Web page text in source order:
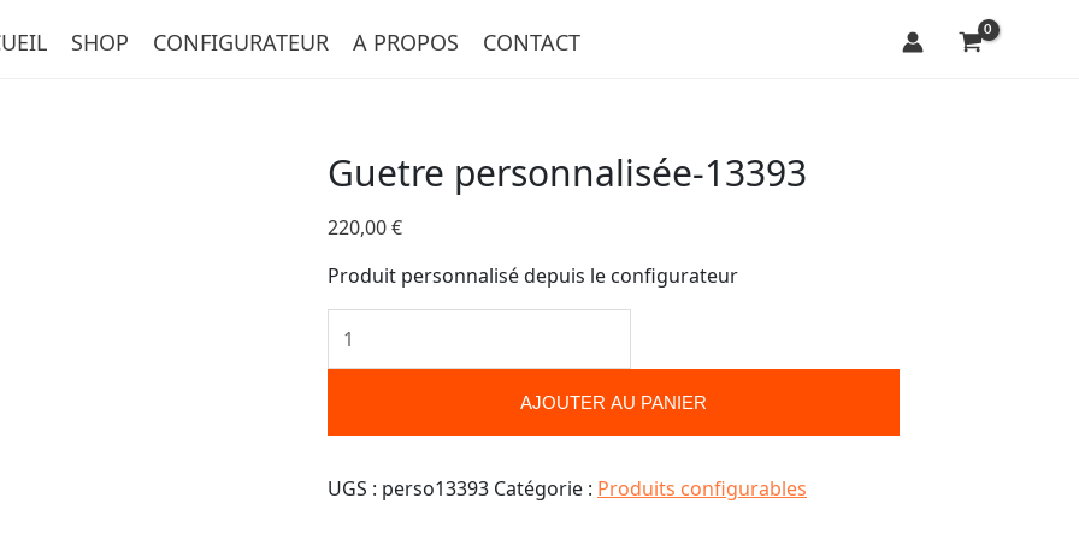
SHOP CONFIGURATEUR A PROPOS CONTACT
Guetre personnalisée-13393
220,00€
Produit personnalisé depuis le configurateur
de
AJOUTER AU PANIER
UGS : perso13393 Catégorie : Produits configurables